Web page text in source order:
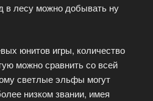
в лесу можно добывать ну
юнитов игры, количество
можно сравнить со всей
светлые эльфы могут
низком звании, имея